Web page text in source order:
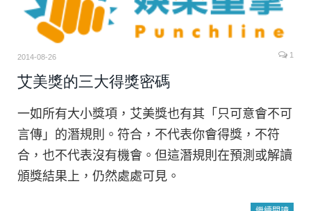
2014-08-26 1
艾美獎的三大得獎密碼
一如所有大小獎項，艾美獎也有其「只可意會不可
言傳」的潛規則。符合，不代表你會得獎，不符
合，也不代表沒有機會。但這潛規則在預測或解讀
頒獎結果上，仍然處處可見。